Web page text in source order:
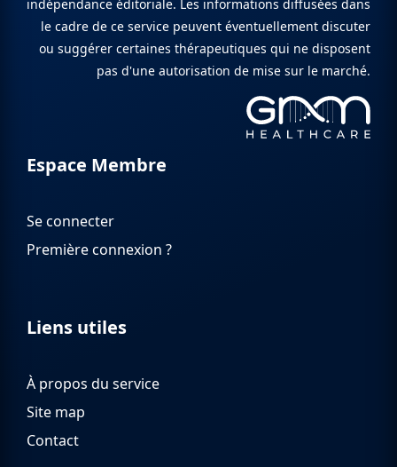
indépendance éditoriale. Les informations diffusées dans
le cadre de ce service peuvent éventuellement discuter
ou suggérer certaines thérapeutiques qui ne disposent
pas d'une autorisation de mise sur le marché.
Espace Membre
Se connecter
Première connexion ?
Liens utiles
À propos du service
Site map
Contact